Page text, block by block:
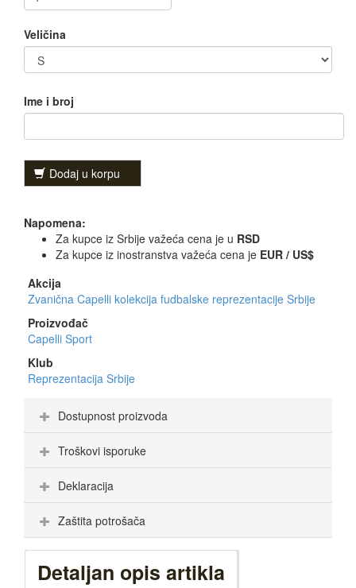
Veličina
Ime i broj
Dodaj u korpu
Napomena:
Za kupce iz Srbije važeća cena je u RSD
Za kupce iz inostranstva važeća cena je EUR / US$
Akcija
Zvanična Capelli kolekcija fudbalske reprezentacije Srbije
Proizvođač
Capelli Sport
Klub
Reprezentacija Srbije
Dostupnost proizvoda
Troškovi isporuke
Deklaracija
Zaštita potrošača
Detaljan opis artikla